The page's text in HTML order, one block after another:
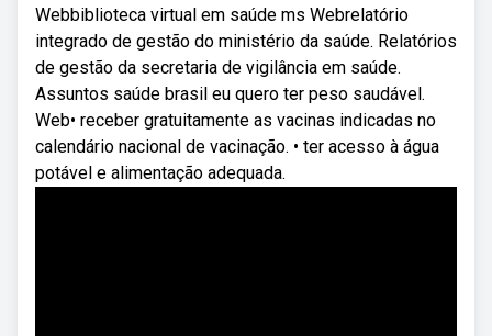
Webbiblioteca virtual em saúde ms Webrelatório
integrado de gestão do ministério da saúde. Relatórios
de gestão da secretaria de vigilância em saúde.
Assuntos saúde brasil eu quero ter peso saudável.
Web• receber gratuitamente as vacinas indicadas no
calendário nacional de vacinação. • ter acesso à água
potável e alimentação adequada.